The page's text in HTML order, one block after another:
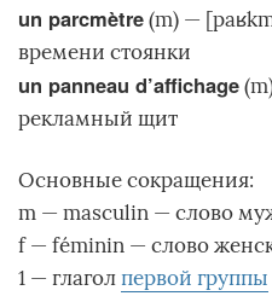
un parcmètre(m) —
времени стоянки
un panneau d’affichage
рекламный щит
Основные сокращения:
m — masculin — слово
f — féminin — слово
1 — глаголпервой группы